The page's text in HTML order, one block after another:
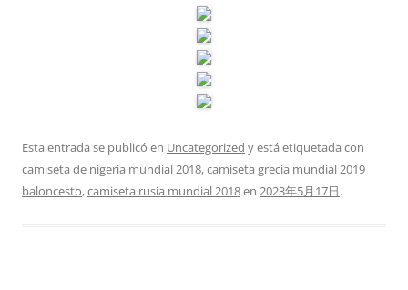
Esta entrada se publicó en Uncategorized y está etiquetada con
camiseta de nigeria mundial 2018,camiseta grecia mundial 2019
baloncesto,camiseta rusia mundial 2018en 2023年5月17日.